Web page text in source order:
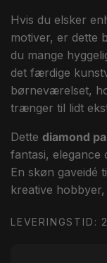
Hvis du elsker
motiver, er dette
du mange
det færdige
børneværelset,
trænger til lidt
Dette diamond
fantasi,
En skøn gaveidé
kreative
LEVERINGSTID: